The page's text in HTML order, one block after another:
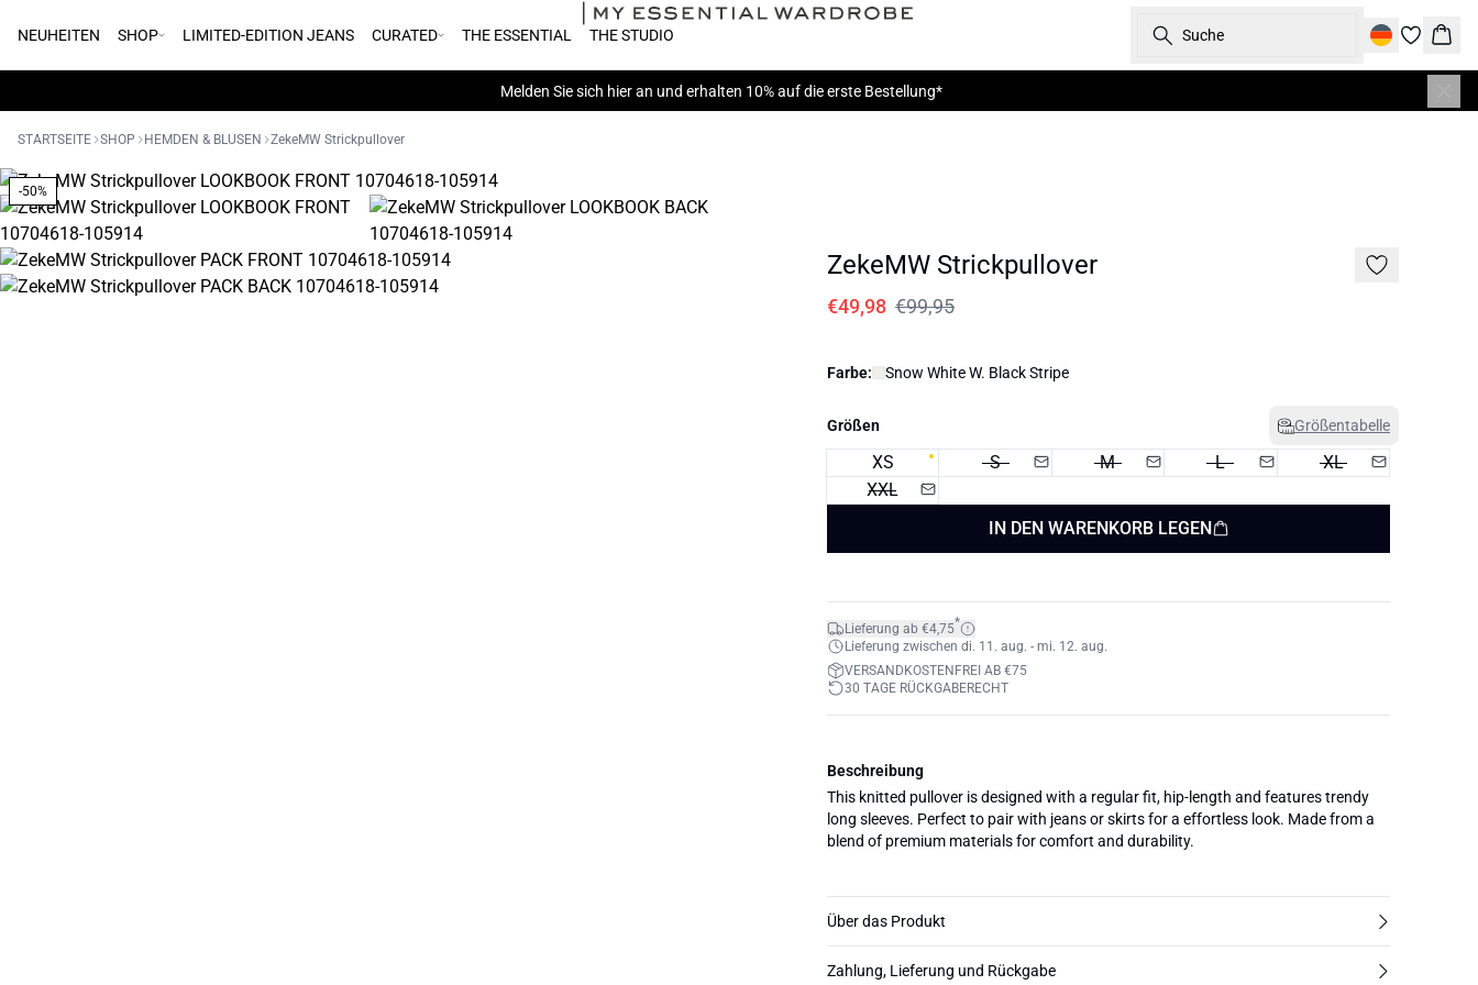
NEUHEITEN SHOP LIMITED-EDITION JEANS CURATED THE ESSENTIAL THE STUDIO Suche
Melden Sie sich hieran und erhalten 10% auf die erste Bestellung*
STARTSEITE SHOP HEMDEN & BLUSEN ZekeMW Strickpullover
-50%
ZekeMW Strickpullover
€49,98 €99,95
Farbe: Snow White W. Black Stripe
Größen Größentabelle
XS S M L
XL
XXL
IN DEN WARENKORB LEGEN
Lieferung ab €4,75*
Lieferung zwischen di. 11. aug. - mi. 12. aug.
VERSANDKOSTENFREI AB €75
30 TAGE RÜCKGABERECHT
Beschreibung
This knitted pullover is designed with a regular fit, hip-length and features trendy
long sleeves. Perfect to pair with jeans or skirts for a effortless look. Made from a
blend of premium materials for comfort and durability.
Über das Produkt
Zahlung, Lieferung und Rückgabe